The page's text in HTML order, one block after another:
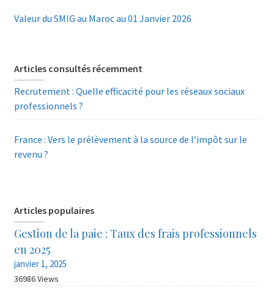
Valeur du SMIG au Maroc au 01 Janvier 2026
Articles consultés récemment
Recrutement : Quelle efficacité pour les réseaux sociaux
professionnels ?
France : Vers le prélèvement à la source de l’impôt sur le
revenu ?
Articles populaires
Gestion de la paie : Taux des frais professionnels
en 2025
janvier 1, 2025
36986 Views